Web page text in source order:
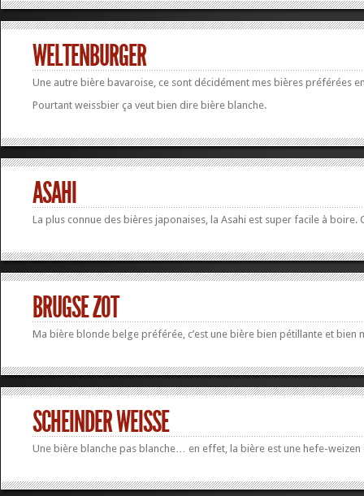
WELTENBURGER
Une autre bière bavaroise, ce sont décidément mes bières préférées
Pourtant weissbier ça veut bien dire bière blanche.
ASAHI
La plus connue des bières japonaises, la Asahi est super facile à
BRUGSE ZOT
Ma bière blonde belge préférée, c’est une bière bien pétillante et bien
SCHEINDER WEISSE
Une bière blanche pas blanche… en effet, la bière est une hefe-